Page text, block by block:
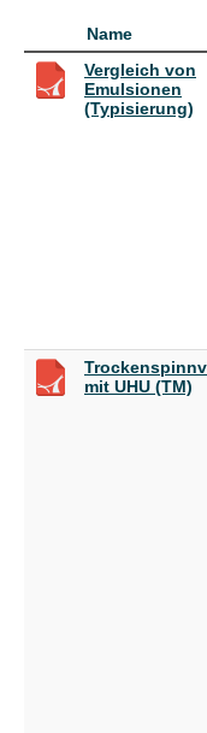
Name
Vergleich von
Emulsionen
(Typisierung)
mit UHU (TM)